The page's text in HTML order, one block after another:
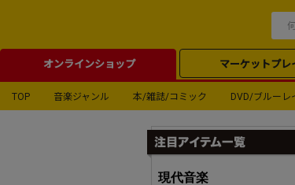
オンラインショップ マーケットプレ
TOP 音楽ジャンル 本/雑誌/コミック DVD/ブルーレ
現代音楽